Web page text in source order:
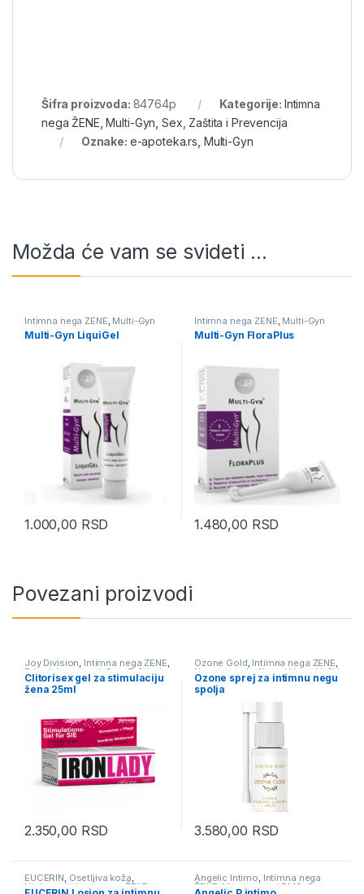
Šifra proizvoda: 84764p Kategorije: Intimna
nega ŽENE ,Multi-Gyn Sex, Zaštita i Prevencija
Oznake: e-apoteka.rs Multi-Gyn
Možda će vam se svideti …
Intimna nega ŽENE Multi-Gyn
Multi-Gyn LiquiGel
1.000,00 RSD
Intimna nega ŽENE Multi-Gyn
Multi-Gyn FloraPlus
1.480,00 RSD
Povezani proizvodi
Joy Division, Intimna nega ŽENE,
Prirodni preparati Sex, Zaštita i
Prevencija
Clitorisex gel za stimulaciju
žena 25ml
2.350,00 RSD
Ozone Gold, Intimna nega ŽENE,
Nega stopala, Noge i Vene ,Vaši i
Gnjide
Ozone sprej za intimnu negu
spolja
3.580,00 RSD
EUCERIN, Osetljiva koža,
Higijena,Intimna nega ŽENE
Angelic Intimo, Intimna nega
ŽENE ,Menopauza i PMS Sex,